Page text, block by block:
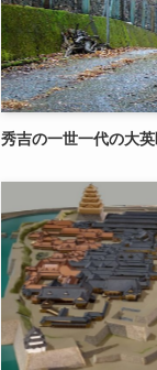
秀吉の一世一代の大